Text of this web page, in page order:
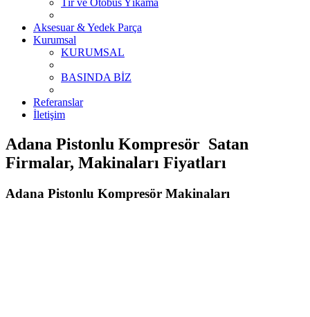
Aksesuar & Yedek Parça
Kurumsal
KURUMSAL
BASINDA BİZ
Referanslar
İletişim
Adana Pistonlu Kompresör Satan
Firmalar, Makinaları Fiyatları
Adana Pistonlu Kompresör Makinaları